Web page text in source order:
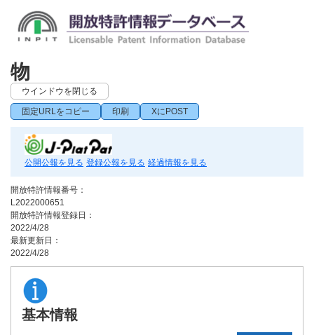
物
ウインドウを閉じる
固定URLをコピー 印刷 XにPOST
公開公報を見る 登録公報を見る 経過情報を見る
開放特許情報番号：
L2022000651
開放特許情報登録日：
2022/4/28
最新更新日：
2022/4/28
基本情報